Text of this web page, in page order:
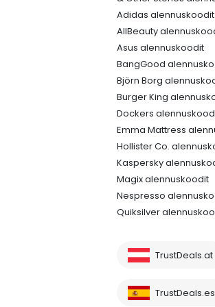
Adidas alennuskoodit
AllBeauty
Asus alennuskoodit
BangGood
Björn Borg
Burger King
Dockers
Emma Mattress
Hollister Co.
Kaspersky
Magix alennuskoodit
Nespresso
Quiksilver
TrustDeals.at
TrustDeals.es